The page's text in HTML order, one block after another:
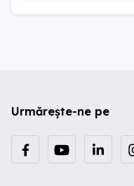
Urmărește-ne pe